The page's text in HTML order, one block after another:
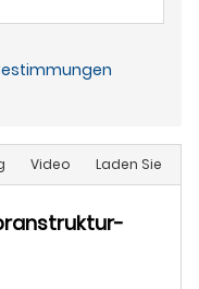
Video Laden Sie